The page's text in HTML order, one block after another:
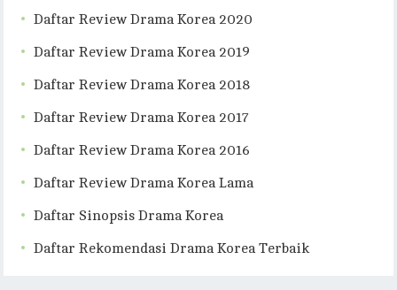
Daftar Review Drama Korea 2020
Daftar Review Drama Korea 2019
Daftar Review Drama Korea 2018
Daftar Review Drama Korea 2017
Daftar Review Drama Korea 2016
Daftar Review Drama Korea Lama
Daftar Sinopsis Drama Korea
Daftar Rekomendasi Drama Korea Terbaik